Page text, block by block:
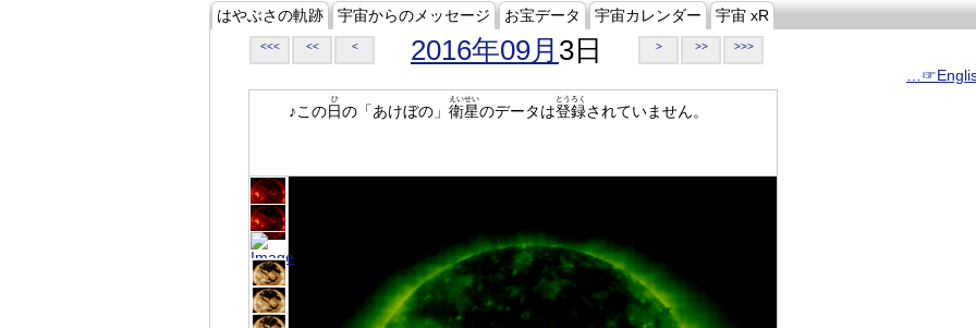
はやぶさの軌跡 宇宙からのメッセージ お宝データ 宇宙カレンダー 宇宙 xR
<<< << < 2016年09月 3日 > >> >>>
♪この日
ひ
の「あけぼの」 衛星
えいせい
のデータは登録
とうろく
されていません。